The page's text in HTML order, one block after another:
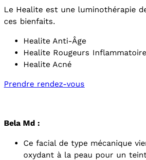
Le Healite est une luminothérapie
ces bienfaits.
Healite Anti-Âge
Healite Rougeurs Inflammatoire
Healite Acné
Prendre rendez-vous
Bela Md :
Ce facial de type mécanique
oxydant à la peau pour un